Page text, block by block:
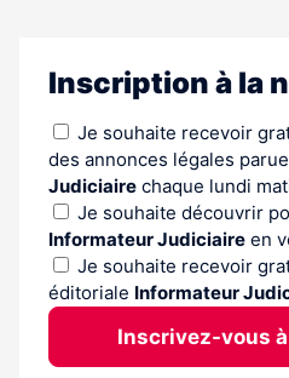
Inscription à la
Je souhaite recevoir
des annonces légales
Judiciaire chaque lundi
Je souhaite découvrir
Informateur Judiciaire en
Je souhaite recevoir
éditoriale Informateur
Inscrivez-vous